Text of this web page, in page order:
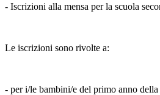
- Iscrizioni alla mensa per la scuola
Le iscrizioni sono rivolte a:
- per i/le bambini/e del primo anno